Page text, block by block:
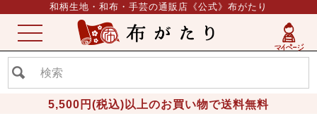
和柄生地・和布・手芸の通販店《公式》布がたり
5,500円(税込)以上のお買い物で送料無料
ME
NU